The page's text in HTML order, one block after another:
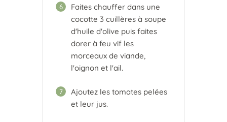
6
Faites chauffer dans une
cocotte 3 cuillères à soupe
d'huile d'olive puis faites
dorer à feu vif les
morceaux de viande,
l'oignon et l'ail.
7
Ajoutez les tomates pelées
et leur jus.